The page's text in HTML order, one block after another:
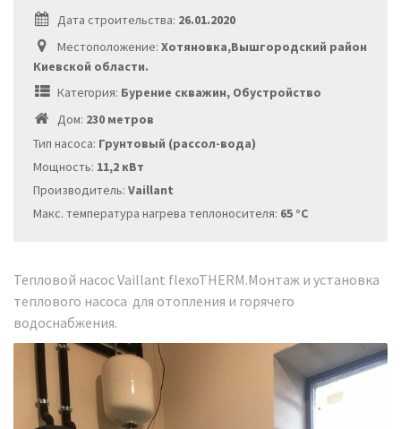
Дата строительства: 26.01.2020
Местоположение: Хотяновка,Вышгородский район
Киевской области.
Категория: Бурение скважин, Обустройство
Дом: 230 метров
Тип насоса: Грунтовый (рассол-вода)
Мощность: 11,2 кВт
Производитель: Vaillant
Макс. температура нагрева теплоносителя: 65 °C
Тепловой насос Vaillant flexoTHERM.Монтаж и установка
теплового насоса для отопления и горячего
водоснабжения.